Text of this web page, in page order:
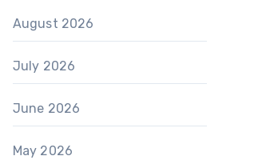
August 2026
July 2026
June 2026
May 2026